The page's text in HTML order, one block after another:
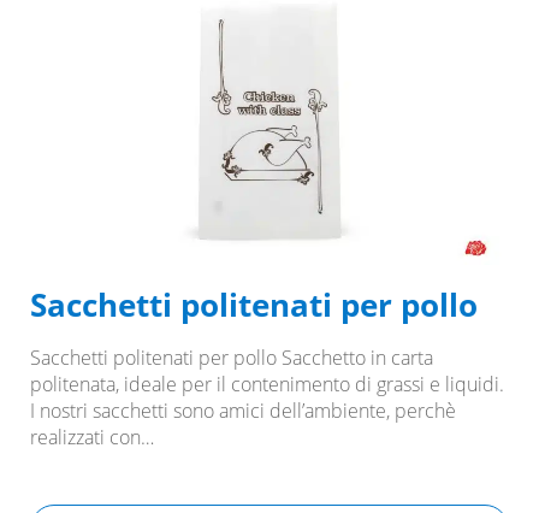
Sacchetti politenati per pollo
Sacchetti politenati per pollo Sacchetto in carta
politenata, ideale per il contenimento di grassi e liquidi.
I nostri sacchetti sono amici dell’ambiente, perchè
realizzati con…